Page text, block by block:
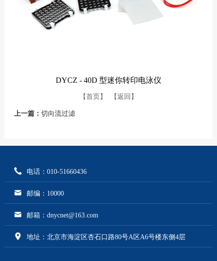
DYCZ - 40D 型迷你转印电泳仪
【首页】 【返回】
上一篇： 切向流过滤
电话：010-51660436
邮编：10000
邮箱：dnycnet@163.com
地址：北京市海淀区杏石口路80号A区A6号楼东侧4层